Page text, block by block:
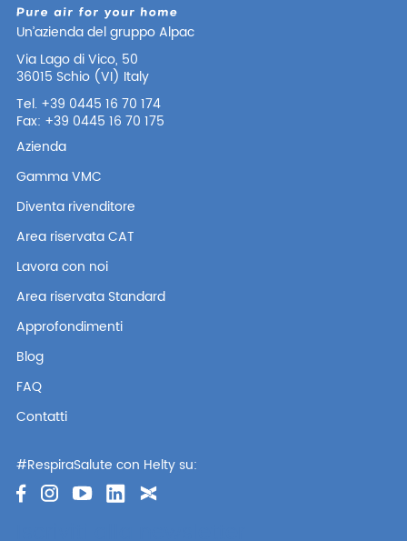
Un’azienda del gruppo Alpac
Via Lago di Vico, 50
36015 Schio (VI) Italy
Tel. +39 0445 16 70 174
Fax: +39 0445 16 70 175
Azienda
Gamma VMC
Diventa rivenditore
Area riservata CAT
Lavora con noi
Area riservata Standard
Approfondimenti
Blog
FAQ
Contatti
#RespiraSalute con Helty su: